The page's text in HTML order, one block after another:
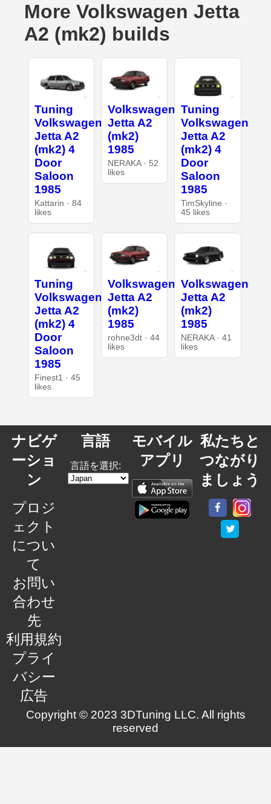
More Volkswagen Jetta
A2 (mk2) builds
Tuning
Volkswagen
Jetta A2
(mk2) 4
Door
Saloon
1985
Kattarin · 84
likes
Volkswagen
Jetta A2
(mk2)
1985
NERAKA · 52
likes
Tuning
Volkswagen
Jetta A2
(mk2) 4
Door
Saloon
1985
TimSkyline ·
45 likes
Tuning
Volkswagen
Jetta A2
(mk2) 4
Door
Saloon
1985
Finest1 · 45
likes
Volkswagen
Jetta A2
(mk2)
1985
rohne3dt · 44
likes
Volkswagen
Jetta A2
(mk2)
1985
NERAKA · 41
likes
ナビゲ
ーショ
ン
プロジ
ェクト
につい
て
お問い
合わせ
先
利用規約
プライ
バシー
広告
言語
言語を選択:
モバイル
アプリ
私たちと
つながり
ましょう
Copyright © 2023 3DTuning LLC. All rights
reserved